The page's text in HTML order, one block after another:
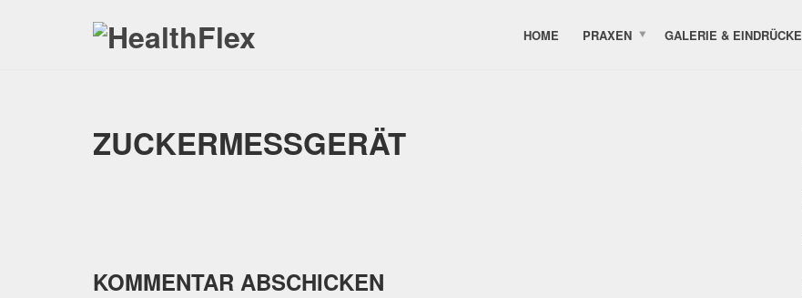
HOME PRAXEN GALERIE & EINDRÜCKE
ZUCKERMESSGERÄT
KOMMENTAR ABSCHICKEN